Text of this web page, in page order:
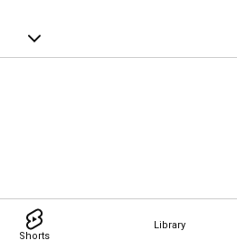
Shorts
Library